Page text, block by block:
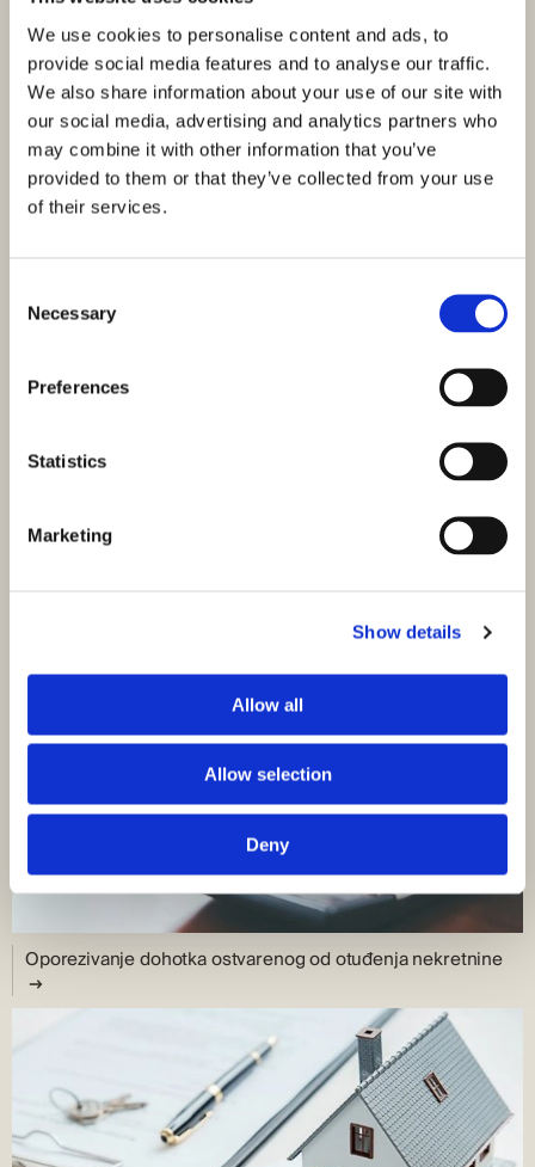
We use cookies to personalise content and ads, to
provide social media features and to analyse our traffic.
We also share information about your use of our site with
our social media, advertising and analytics partners who
may combine it with other information that you’ve
provided to them or that they’ve collected from your use
of their services.
Selection
Necessary
Preferences
Statistics
Marketing
Show details
Allow all
Allow selection
Deny
Oporezivanje u vezi s prometom nekretnina u RH
Oporezivanje dohotka ostvarenog od otuđenja nekretnine